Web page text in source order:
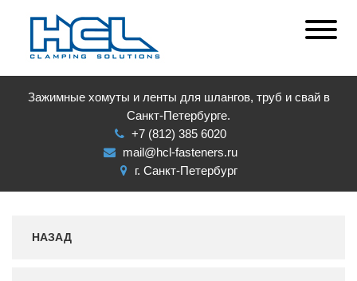
Зажимные хомуты и ленты для шлангов, труб и свай в
Санкт-Петербурге.
+7 (812) 385 6020
mail@hcl-fasteners.ru
г. Санкт-Петербург
НАЗАД